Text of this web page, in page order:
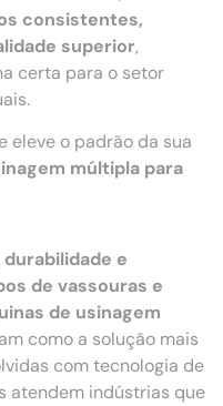
consistentes,
superior,
certa para o setor
eleve o padrão da sua
múltipla para
e
de vassouras e
de usinagem
como a solução mais
com tecnologia de
atendem indústrias que